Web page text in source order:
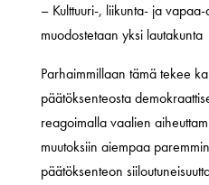
– Kulttuuri-, liikunta- ja
muodostetaan yksi lautakunta
Parhaimmillaan tämä tekee
päätöksenteosta
reagoimalla vaalien
muutoksiin aiempaa
päätöksenteon